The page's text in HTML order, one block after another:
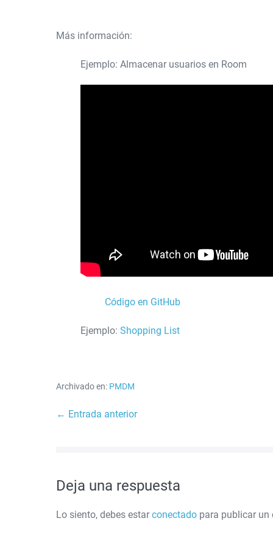
Más información:
Ejemplo: Almacenar usuarios en Room
Código en GitHub
Ejemplo: Shopping List
Archivado en: PMDM
Navegación
← Entrada anterior
Deja una respuesta
Lo siento, debes estarconectado para publicar un